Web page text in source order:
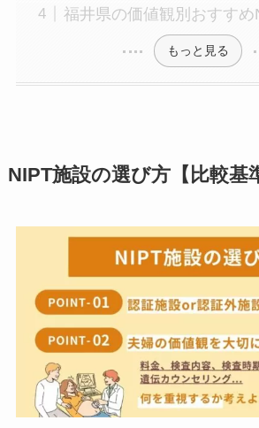
福井県の価値観別おすすめ
もっと見る
NIPT施設の選び方【比較基